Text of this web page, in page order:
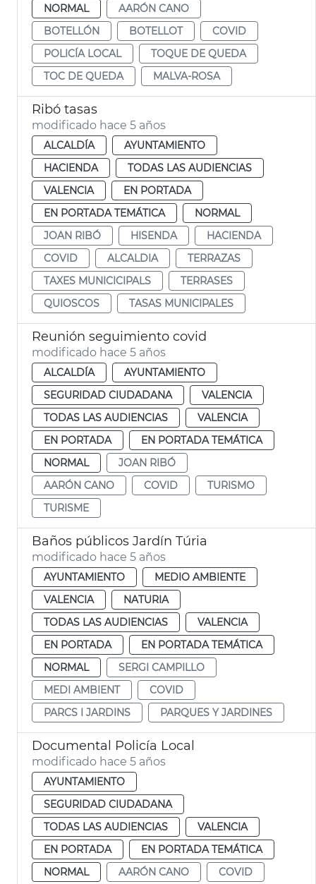
NORMAL
AARÓN CANO
BOTELLÓN
BOTELLOT
COVID
POLICÍA LOCAL
TOQUE DE QUEDA
TOC DE QUEDA
MALVA-ROSA
Ribó tasas
modificado hace 5 años
ALCALDÍA
AYUNTAMIENTO
HACIENDA
TODAS LAS AUDIENCIAS
VALENCIA
EN PORTADA
EN PORTADA TEMÁTICA
NORMAL
JOAN RIBÓ
HISENDA
HACIENDA
COVID
ALCALDIA
TERRAZAS
TAXES MUNICICIPALS
TERRASES
QUIOSCOS
TASAS MUNICIPALES
Reunión seguimiento covid
modificado hace 5 años
ALCALDÍA
AYUNTAMIENTO
SEGURIDAD CIUDADANA
VALENCIA
TODAS LAS AUDIENCIAS
VALENCIA
EN PORTADA
EN PORTADA TEMÁTICA
NORMAL
JOAN RIBÓ
AARÓN CANO
COVID
TURISMO
TURISME
Baños públicos Jardín Túria
modificado hace 5 años
AYUNTAMIENTO
MEDIO AMBIENTE
VALENCIA
NATURIA
TODAS LAS AUDIENCIAS
VALENCIA
EN PORTADA
EN PORTADA TEMÁTICA
NORMAL
SERGI CAMPILLO
MEDI AMBIENT
COVID
PARCS I JARDINS
PARQUES Y JARDINES
Documental Policía Local
modificado hace 5 años
AYUNTAMIENTO
SEGURIDAD CIUDADANA
TODAS LAS AUDIENCIAS
VALENCIA
EN PORTADA
EN PORTADA TEMÁTICA
NORMAL
AARÓN CANO COVID